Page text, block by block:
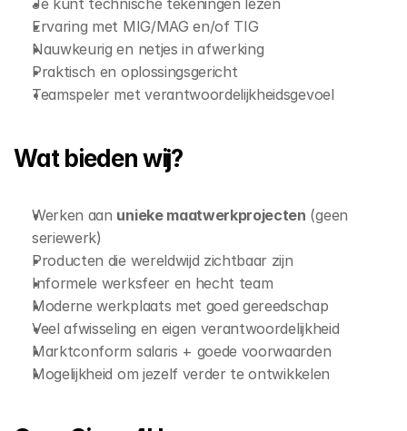
Je kunt technische tekeningen lezen
Ervaring met MIG/MAG en/of TIG
Nauwkeurig en netjes in afwerking
Praktisch en oplossingsgericht
Teamspeler met verantwoordelijkheidsgevoel
Wat bieden wij?
Werken aan unieke maatwerkprojecten (geen
seriewerk)
Producten die wereldwijd zichtbaar zijn
Informele werksfeer en hecht team
Moderne werkplaats met goed gereedschap
Veel afwisseling en eigen verantwoordelijkheid
Marktconform salaris + goede voorwaarden
Mogelijkheid om jezelf verder te ontwikkelen